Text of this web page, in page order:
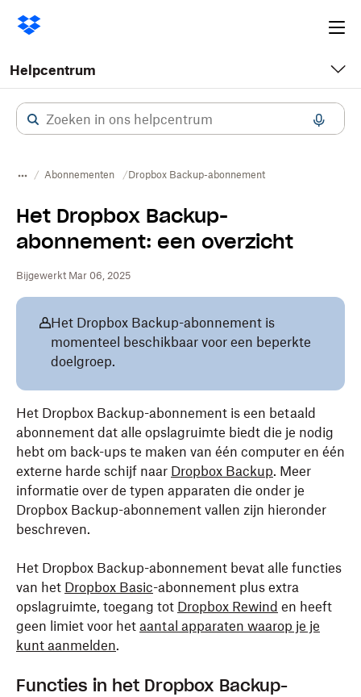
Helpcentrum
Abonnementen Dropbox Backup-abonnement
Het Dropbox Backup-
abonnement: een overzicht
Bijgewerkt Mar 06, 2025
Het Dropbox Backup-abonnement is
momenteel beschikbaar voor een beperkte
doelgroep.
Het Dropbox Backup-abonnement is een betaald
abonnement dat alle opslagruimte biedt die je nodig
hebt om back-ups te maken van één computer en één
externe harde schijf naar Dropbox Backup. Meer
informatie over de typen apparaten die onder je
Dropbox Backup-abonnement vallen zijn hieronder
beschreven.
Het Dropbox Backup-abonnement bevat alle functies
van het Dropbox Basic-abonnement plus extra
opslagruimte, toegang tot Dropbox Rewind en heeft
geen limiet voor het aantal apparaten waarop je je
kunt aanmelden.
Functies in het Dropbox Backup-